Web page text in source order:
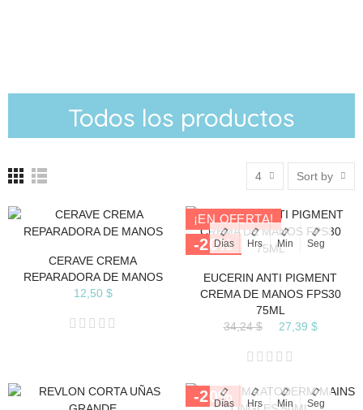
Todos los productos
4 Sort by
CERAVE CREMA
REPARADORA DE MANOS
12,50 $
¡EN OFERTA!
-20%
Días Hrs Min Seg
EUCERIN ANTI PIGMENT
CREMA DE MANOS FPS30
75ML
34,24 $
27,39 $
-20%
Días Hrs Min Seg